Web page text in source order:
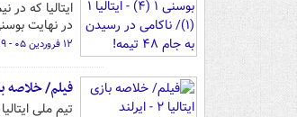
در نهایت بوسنی
۱۲ فروردین ۰۵ - ۱۰:۲۹
فیلم/ خلاصه بازی